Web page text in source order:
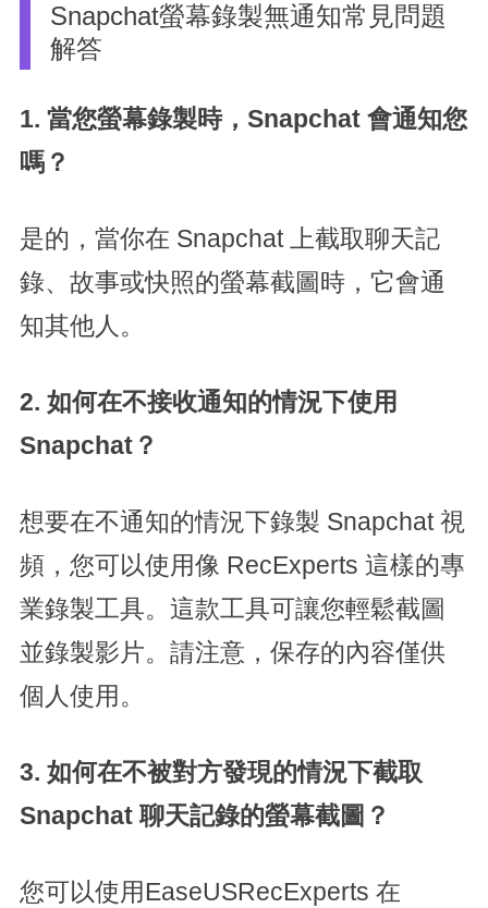
Snapchat螢幕錄製無通知常見問題
解答
1. 當您螢幕錄製時，Snapchat 會通知您
嗎？
是的，當你在 Snapchat 上截取聊天記
錄、故事或快照的螢幕截圖時，它會通
知其他人。
2. 如何在不接收通知的情況下使用
Snapchat？
想要在不通知的情況下錄製 Snapchat 視
頻，您可以使用像 RecExperts 這樣的專
業錄製工具。這款工具可讓您輕鬆截圖
並錄製影片。請注意，保存的內容僅供
個人使用。
3. 如何在不被對方發現的情況下截取
Snapchat 聊天記錄的螢幕截圖？
您可以使用EaseUSRecExperts 在